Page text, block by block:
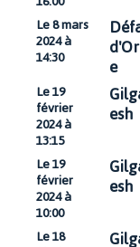
Le 8 mars
2024 à
14:30 e
Le 19
février
2024 à
13:15
esh
Le 19
février
2024 à
10:00
esh
Le 18